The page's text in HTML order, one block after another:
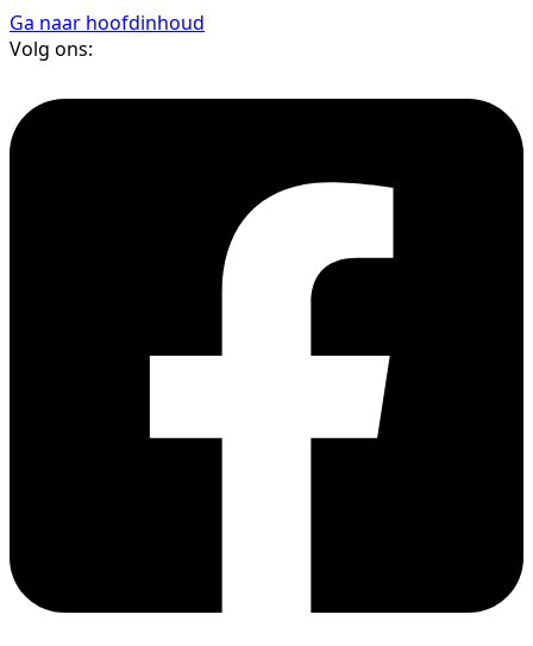
Ga naar hoofdinhoud
Volg ons: